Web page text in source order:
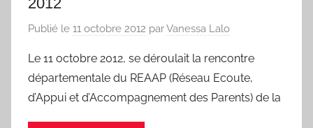
Publié le 11 octobre 2012 parVanessa Lalo
Le 11 octobre 2012, se déroulait la rencontre
départementale du REAAP (Réseau Ecoute,
d’Appui et d’Accompagnement des Parents) de la